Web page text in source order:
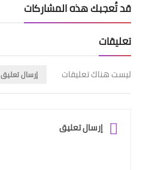
قد تُعجبك هذه المشاركات
تعليقات
ليست هناك تعليقات إرسال تعليق
إرسال تعليق